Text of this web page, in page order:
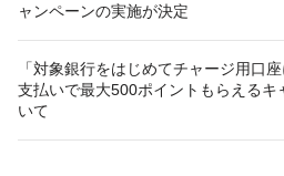
ャンペーンの実施が決定
「対象銀行をはじめてチャージ用口
支払いで最大500ポイントもらえるキ
いて